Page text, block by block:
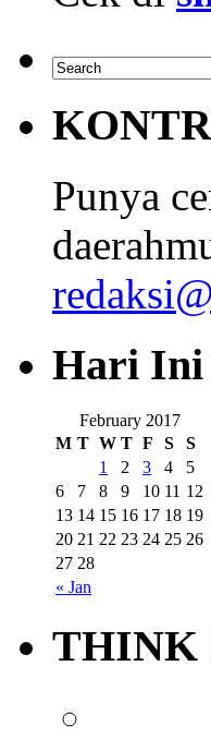
Punya
Hari Ini
February 2017
M T W T F S S
« Jan
1 2 3 4
5
6
7 8 9 10 11 12
13 14 15 16 17 18 19
20 21 22 23 24 25 26
27 28
THINK